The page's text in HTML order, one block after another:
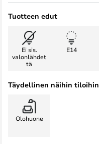
Tuotteen edut
Ei sis.
valonlähdet
tä
E14
Täydellinen näihin tiloihin
Olohuone